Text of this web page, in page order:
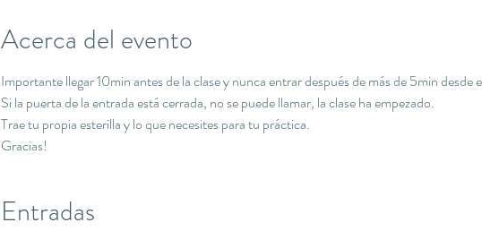
Acerca del evento
Importante llegar 10min antes de la clase y nunca entrar después de más de 5min desde
Si la puerta de la entrada está cerrada, no se puede llamar, la clase ha empezado.
Trae tu propia esterilla y lo que necesites para tu práctica.
Gracias!
Entradas